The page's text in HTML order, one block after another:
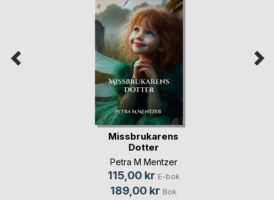
Missbrukarens
Dotter
Petra M Mentzer
115,00 kr E-bok
189,00 kr Bok